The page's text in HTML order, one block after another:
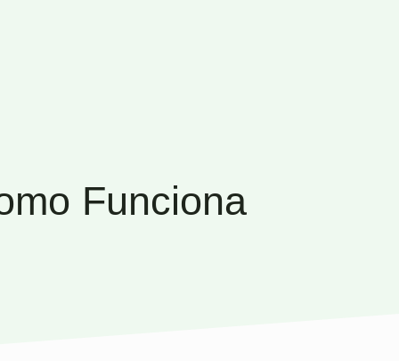
Funciona